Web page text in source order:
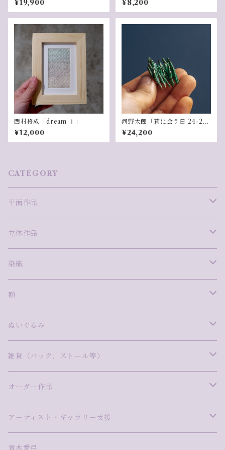
¥19,900 ¥8,200
西村柊成「dream Ⅰ」
¥12,000
河野太郎「蒼に会う日 24-2
7」
¥24,200
CATEGORY
平面作品
版画
安藤真司
岩田圭音
ミクストメディア
ima
尾崎拓磨
絵画
青木愛弓
今泉敦子
写真
NaNaHa
松本健二
漆
久保万理子
網なおき
モザイク
小林真理江
切り絵
河野耕平
立体作品
ガラス
泉澤千景
沖中彩花
陶
Ame to Mori
飯村わかな
磁器
ステンドグラス
尾崎雅子
木彫
阿久津優
デジタル×立体
森田悠揮
mixed media
染織
西村柊成
藤田望愛
額
WAM FRAME INFINITY
ぬいぐるみ
Pink Giraffe（ピンクジラフ）
雑貨（バック、ストール等）
バック
ストール
オーダー作品
Pink-Giraffe
アーティスト・ギャラリー支援
アーティスト・ギャラリー支援
青木愛弓